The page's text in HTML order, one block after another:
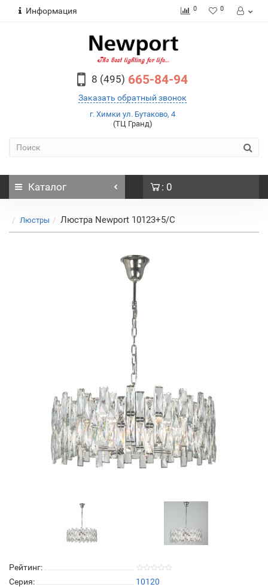
Информация 0 0
8 (495) 665-84-94
Заказать обратный звонок
г. Химки ул. Бутаково, 4
(ТЦ Гранд)
Каталог : 0
Люстры Люстра Newport 10123+5/C
Рейтинг:
Серия:
10120